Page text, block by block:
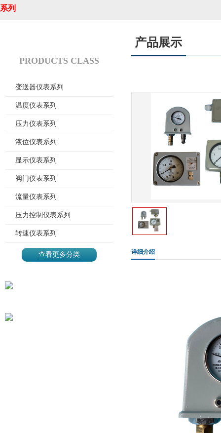
系列
PRODUCTS CLASS
变送器仪表系列
温度仪表系列
压力仪表系列
液位仪表系列
显示仪表系列
阀门仪表系列
流量仪表系列
压力控制仪表系列
转速仪表系列
查看更多分类
产品展示
详细介绍